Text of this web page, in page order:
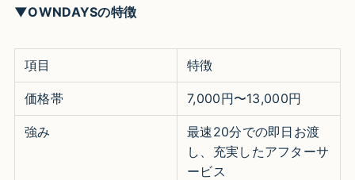
▼OWNDAYSの特徴
項目 特徴
価格帯 7,000円〜13,000円
強み
最速20分での即日お渡
し、充実したアフターサ
ービス